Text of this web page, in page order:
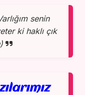
senin
ki haklı çık